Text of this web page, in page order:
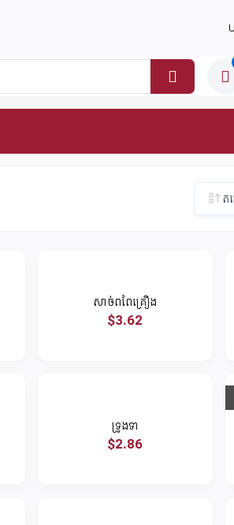
ត
សាច់ពពែគ្រឿង
$3.62
ទ្រូងទា
$2.86